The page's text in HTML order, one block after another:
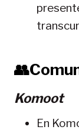
Komoot
En